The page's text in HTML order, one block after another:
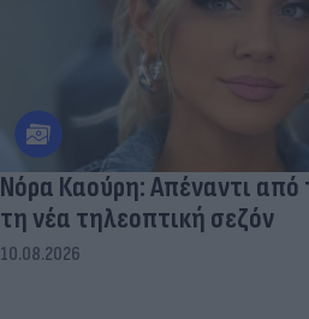
Νόρα Καούρη: Απέναντι από
τη νέα τηλεοπτική σεζόν
10.08.2026